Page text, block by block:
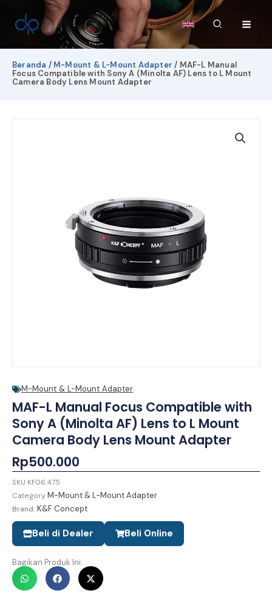
konten
Cari
Beranda / M-Mount & L-Mount Adapter / MAF-L Manual
Focus Compatible with Sony A (Minolta AF) Lens to L Mount
Camera Body Lens Mount Adapter
M-Mount & L-Mount Adapter
MAF-L Manual Focus Compatible with
Sony A (Minolta AF) Lens to L Mount
Camera Body Lens Mount Adapter
Rp500.000
SKU KF06.475
Category M-Mount & L-Mount Adapter
Brand: K&F Concept
Beli di Dealer Beli Online
Bagikan Produk Ini: